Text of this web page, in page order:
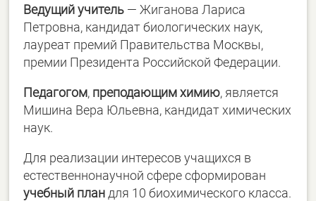
Ведущий учитель — Жиганова Лариса
Петровна, кандидат биологических наук,
лауреат премий Правительства Москвы,
премии Президента Российской Федерации.
Педагогом, преподающим химию, является
Мишина Вера Юльевна, кандидат химических
наук.
Для реализации интересов учащихся в
естественнонаучной сфере сформирован
учебный план для 10 биохимического класса.